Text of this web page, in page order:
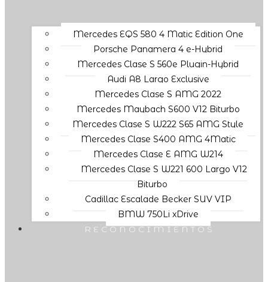
Mercedes EQS 580 4 Matic Edition One
Porsche Panamera 4 e-Hybrid
Mercedes Clase S 560e Plugin-Hybrid
Audi A8 Largo Exclusive
Mercedes Clase S AMG 2022
Mercedes Maybach S600 V12 Biturbo
Mercedes Clase S W222 S65 AMG Style
Mercedes Clase S400 AMG 4Matic
Mercedes Clase E AMG W214
Mercedes Clase S W221 600 Largo V12
Biturbo
Cadillac Escalade Becker SUV VIP
BMW 750Li xDrive
RECONOCIMIENTOS